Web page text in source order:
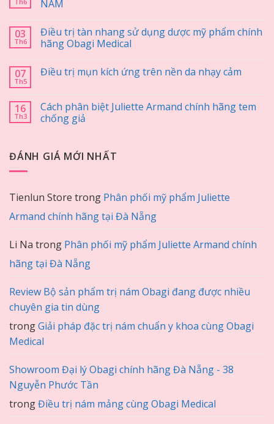
NÁM
03
Th6
Điều trị tàn nhang sử dụng dược mỹ phẩm chính
hãng Obagi Medical
07
Th5
Điều trị mụn kích ứng trên nền da nhạy cảm
16
Th3
Cách phân biệt Juliette Armand chính hãng tem
chống giả
ĐÁNH GIÁ MỚI NHẤT
Tienlun Store trong Phân phối mỹ phẩm Juliette
Armand chính hãng tại Đà Nẵng
Li Na trong Phân phối mỹ phẩm Juliette Armand chính
hãng tại Đà Nẵng
Review Bộ sản phẩm trị nám Obagi đang được nhiều
chuyên gia tin dùng
trongGiải pháp đặc trị nám chuẩn y khoa cùng Obagi
Medical
Showroom Đại lý Obagi chính hãng Đà Nẵng - 38
Nguyễn Phước Tần
trongĐiều trị nám mảng cùng Obagi Medical